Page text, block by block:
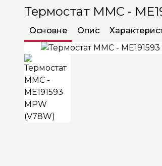
Термостат MMC -
Основне Опис